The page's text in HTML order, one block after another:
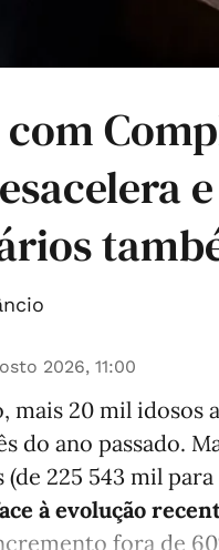
com
2026, 11:00
mais 20 mil idosos
do ano passado.
225 543 mil
à evolução
fora de